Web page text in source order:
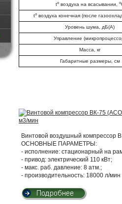
to воздуха на всасывании, о
tо воздуха конечная (после
Уровень шума, дБ(А)
Управление
Масса, кг
Габаритные размеры, см
Винтовой воздушный компрессор
ОСНОВНЫЕ ПАРАМЕТРЫ:
- исполнение: стационарный на
- привод: электрический 110 кВт;
- макс. раб. давление: 8 атм.;
- производительность: 18000 л/